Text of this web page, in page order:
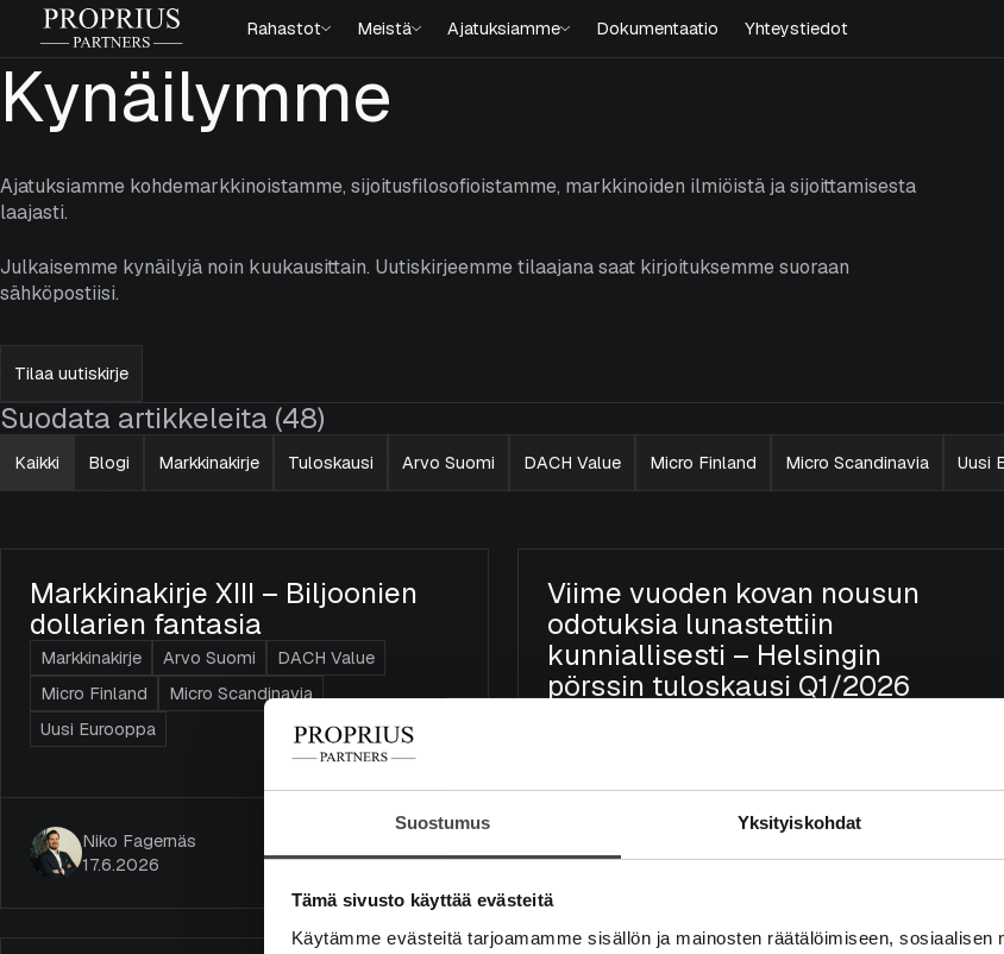
Suostumus Yksityiskohdat
Tämä sivusto käyttää evästeitä
Käytämme evästeitä tarjoamamme sisällön ja mainosten räätälöimiseen, sosiaalisen
Siirry
sisältöön
Proprius
Partners
Rahastot Meistä Ajatuksiamme Dokumentaatio Yhteystiedot
Kynäilymme
Ajatuksiamme kohdemarkkinoistamme, sijoitusfilosofioistamme, markkinoiden ilmiöistä ja sijoittamisesta
laajasti.
Julkaisemme kynäilyjä noin kuukausittain. Uutiskirjeemme tilaajana saat kirjoituksemme suoraan
sähköpostiisi.
Tilaa uutiskirje
Suodata artikkeleita (48)
Kaikki Blogi Markkinakirje Tuloskausi Arvo Suomi DACH Value Micro Finland Micro Scandinavia Uusi
Markkinakirje XIII – Biljoonien
dollarien fantasia
Markkinakirje Arvo Suomi
DACH Value
Micro Finland
Micro Scandinavia
Uusi Eurooppa
Niko Fagernäs
17.6.2026
Viime vuoden kovan nousun
odotuksia lunastettiin
kunniallisesti – Helsingin
pörssin tuloskausi Q1/2026
18.5.2026